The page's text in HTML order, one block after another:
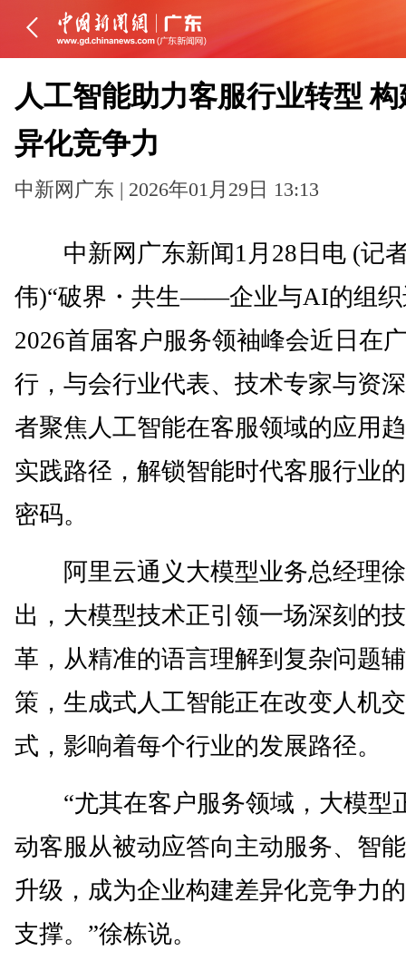
人工智能助力客服行业转型
异化竞争力
中新网广东 | 2026年01月29日 13:13
中新网广东新闻1月28日电 (记
伟)“破界・共生——企业与AI的组织
2026首届客户服务领袖峰会近日在
行，与会行业代表、技术专家与资
者聚焦人工智能在客服领域的应用
实践路径，解锁智能时代客服行业
密码。
阿里云通义大模型业务总经理
出，大模型技术正引领一场深刻的
革，从精准的语言理解到复杂问题
策，生成式人工智能正在改变人机
式，影响着每个行业的发展路径。
“尤其在客户服务领域，大模型
动客服从被动应答向主动服务、智
升级，成为企业构建差异化竞争力
支撑。”徐栋说。